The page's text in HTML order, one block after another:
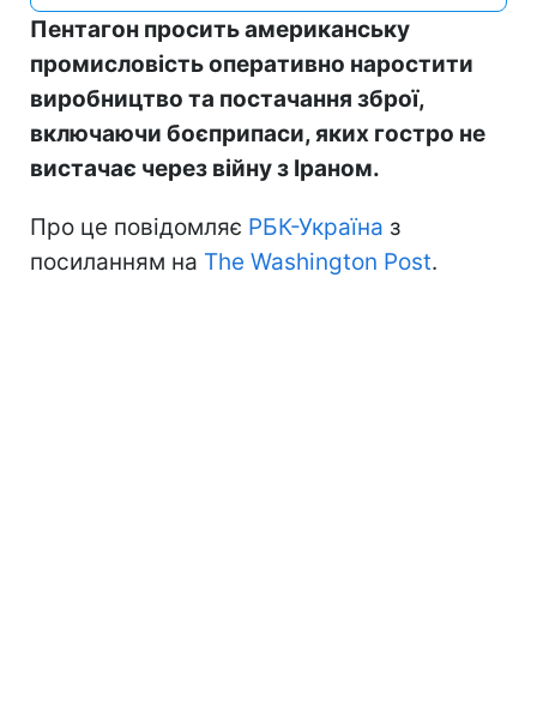
Пентагон просить американську
промисловість оперативно наростити
виробництво та постачання зброї,
включаючи боєприпаси, яких гостро не
вистачає через війну з Іраном.
Про це повідомляє РБК-Україна з
посиланням на The Washington Post.